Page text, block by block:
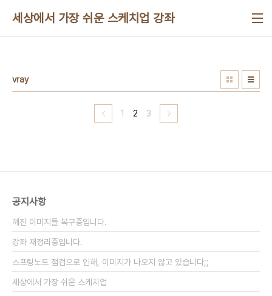
세상에서 가장 쉬운 스케치업 강좌
vray
1 2 3
공지사항
깨진 이미지들 복구중입니다.
강좌 재정리중입니다.
스프링노트 점검으로 인해, 이미지가 나오지 않고 있습니다;;
세상에서 가장 쉬운 스케치업